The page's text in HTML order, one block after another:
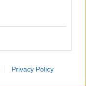
Privacy Policy
konštrukcia
Medzi nosné